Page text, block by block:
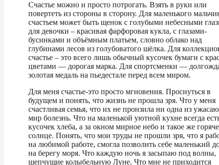
Счастье можно и просто потрогать. Взять в руки или
повертеть из стороны в сторону. Для маленького
счастьем может быть щенок с голубыми небесными
для девочки – красивая фарфоровая кукла, с глазами-
бусинками и объёмным платьем, словно облако над
глубинами лесов из голубоватого шёлка. Для
счастье – это всего лишь обычный кусочек бумаги с
цветами — дорогая марка. Для спортсменки —
золотая медаль на пьедестале перед всем миром.
Для меня счастье-это просто мгновения. Проснуться в
будущем и понять, что жизнь не прошла зря. Что у меня
счастливая семья, что их не пронзила ни одна из
мир болезнь. Что на маленькой уютной кухне всегда
кусочек хлеба, а за окном мирное небо и такое же
солнце. Понять, что мои труды не прошли зря, что я
на любимой работе, смогла позволить себе маленький
на берегу моря. Что каждую ночь я засыпаю под волны,
шепчущие колыбельную Луне. Что мне не приходится